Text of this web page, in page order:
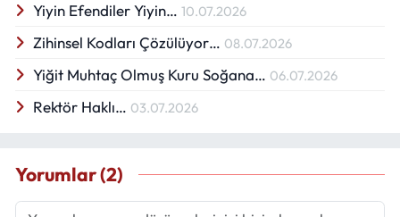
Yiyin Efendiler Yiyin… 10.07.2026
Zihinsel Kodları Çözülüyor… 08.07.2026
Yiğit Muhtaç Olmuş Kuru Soğana… 06.07.2026
Rektör Haklı… 03.07.2026
Yorumlar (2)